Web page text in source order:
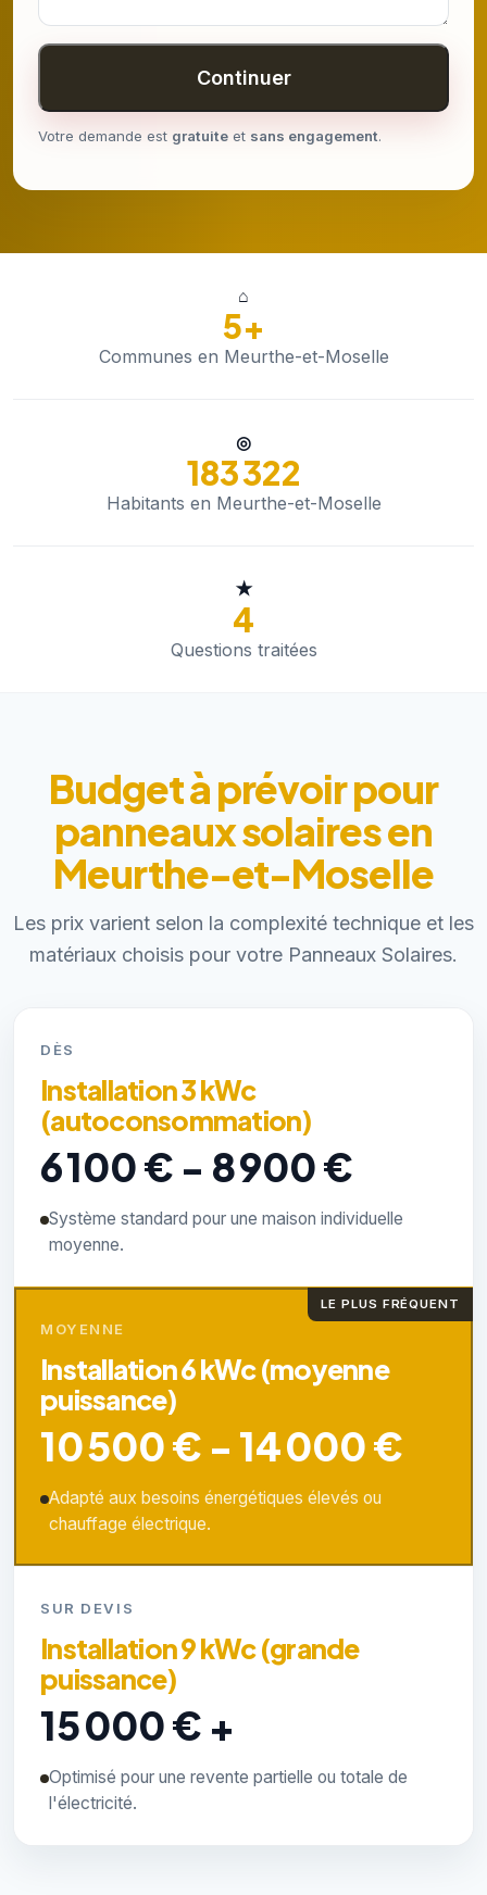
Continuer
Votre demande est gratuite et sans engagement.
⌂
5+
Communes en Meurthe-et-Moselle
◎
183 322
Habitants en Meurthe-et-Moselle
★
4
Questions traitées
Budget à prévoir pour
panneaux solaires en
Meurthe-et-Moselle
Les prix varient selon la complexité technique et les
matériaux choisis pour votre Panneaux Solaires.
DÈS
Installation 3 kWc
(autoconsommation)
6 100 € - 8 900 €
Système standard pour une maison individuelle
moyenne.
LE PLUS FRÉQUENT
MOYENNE
Installation 6 kWc (moyenne
puissance)
10 500 € - 14 000 €
Adapté aux besoins énergétiques élevés ou
chauffage électrique.
SUR DEVIS
Installation 9 kWc (grande
puissance)
15 000 € +
Optimisé pour une revente partielle ou totale de
l'électricité.